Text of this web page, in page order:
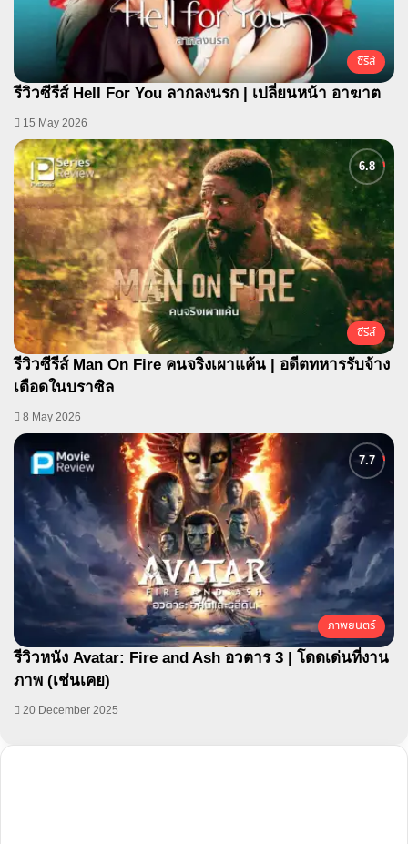
ซีรีส์
รีวิวซีรีส์ Hell For You ลากลงนรก | เปลี่ยนหน้า อาฆาต
15 May 2026
ซีรีส์
รีวิวซีรีส์ Man On Fire คนจริงเผาแค้น | อดีตทหารรับจ้าง
เดือดในบราซิล
8 May 2026
ภาพยนตร์
รีวิวหนัง Avatar: Fire and Ash อวตาร 3 | โดดเด่นที่งาน
ภาพ​ (เช่นเคย)
20 December 2025